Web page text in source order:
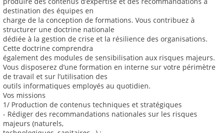
destination des équipes en
charge de la conception de formations. Vous contribuez à
structurer une doctrine nationale
dédiée à la gestion de crise et la résilience des organisations.
Cette doctrine comprendra
également des modules de sensibilisation aux risques majeurs.
Vous disposerez d’une formation en interne sur votre périmètre
de travail et sur l’utilisation des
outils informatiques employés au quotidien.
Vos missions
1/ Production de contenus techniques et stratégiques
- Rédiger des recommandations nationales sur les risques
majeurs (naturels,